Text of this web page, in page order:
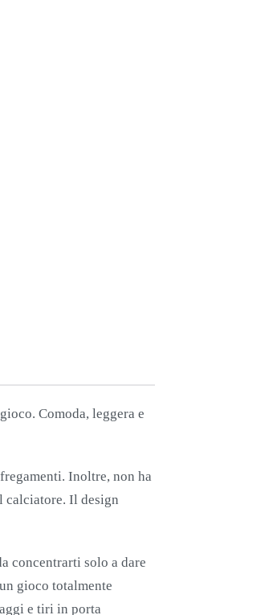
Comoda, leggera e
Inoltre, non ha
calciatore. Il design
concentrarti solo a dare
gioco totalmente
e tiri in porta